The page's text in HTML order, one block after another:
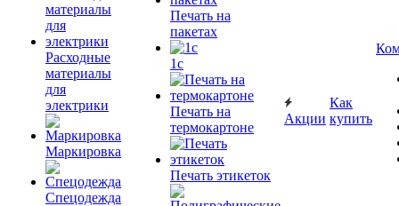
Расходные
материалы
для
электрики
Маркировка
Спецодежда
Печать на
пакетах
1c
Печать на
термокартоне
Печать этикеток
Акции
Как
купить